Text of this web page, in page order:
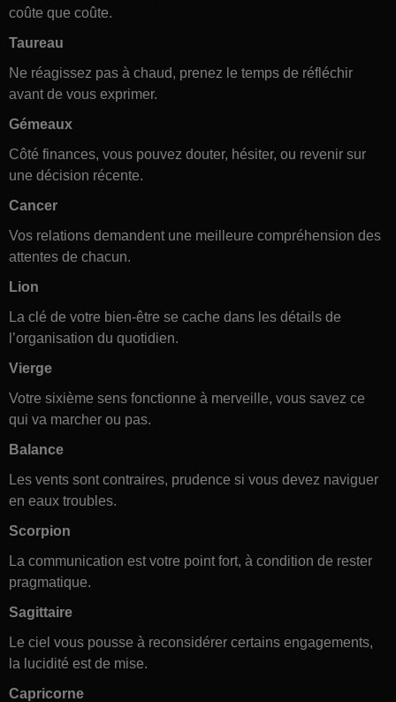
coûte que coûte.
Taureau
Ne réagissez pas à chaud, prenez le temps de réfléchir
avant de vous exprimer.
Gémeaux
Côté finances, vous pouvez douter, hésiter, ou revenir sur
une décision récente.
Cancer
Vos relations demandent une meilleure compréhension des
attentes de chacun.
Lion
La clé de votre bien-être se cache dans les détails de
l’organisation du quotidien.
Vierge
Votre sixième sens fonctionne à merveille, vous savez ce
qui va marcher ou pas.
Balance
Les vents sont contraires, prudence si vous devez naviguer
en eaux troubles.
Scorpion
La communication est votre point fort, à condition de rester
pragmatique.
Sagittaire
Le ciel vous pousse à reconsidérer certains engagements,
la lucidité est de mise.
Capricorne